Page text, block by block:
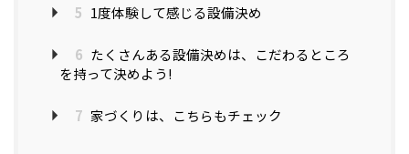
5 1度体験して感じる設備決め
6 たくさんある設備決めは、こだわるところ
を持って決めよう!
7 家づくりは、こちらもチェック